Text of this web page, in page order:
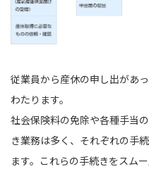
従業員から産休の申し出があ
わたります。
社会保険料の免除や各種手当
き業務は多く、それぞれの手
ます。これらの手続きをスム